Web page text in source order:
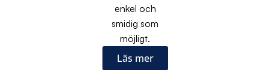
enkel och
smidig som
möjligt.
Läs mer